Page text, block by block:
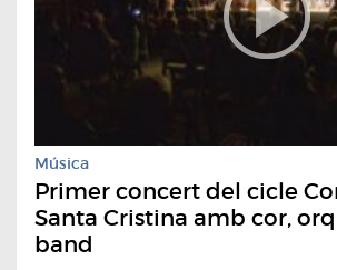
Música
Primer concert del cicle
Santa Cristina amb cor,
band